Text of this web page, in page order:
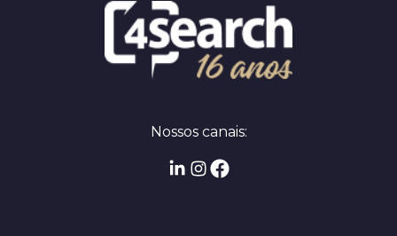
Nossos canais: